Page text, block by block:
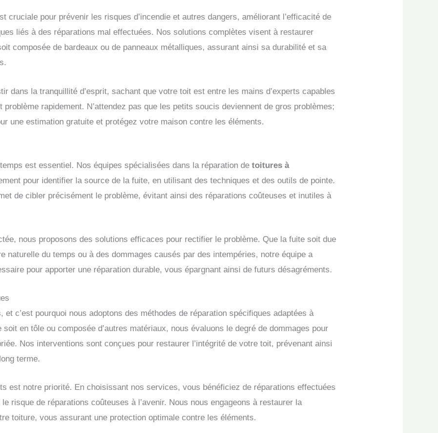
cruciale pour prévenir les risques d’incendie et autres dangers, améliorant l’efficacité de
liés à des réparations mal effectuées. Nos solutions complètes visent à restaurer
composée de bardeaux ou de panneaux métalliques, assurant ainsi sa durabilité et sa
dans la tranquillité d’esprit, sachant que votre toit est entre les mains d’experts capables
rapidement. N’attendez pas que les petits soucis deviennent de gros problèmes;
une estimation gratuite et protégez votre maison contre les éléments.
est essentiel. Nos équipes spécialisées dans la réparation detoitures à
pour identifier la source de la fuite, en utilisant des techniques et des outils de pointe.
de cibler précisément le problème, évitant ainsi des réparations coûteuses et inutiles à
nous proposons des solutions efficaces pour rectifier le problème. Que la fuite soit due
naturelle du temps ou à des dommages causés par des intempéries, notre équipe a
pour apporter une réparation durable, vous épargnant ainsi de futurs désagréments.
c’est pourquoi nous adoptons des méthodes de réparation spécifiques adaptées à
en tôle ou composée d’autres matériaux, nous évaluons le degré de dommages pour
Nos interventions sont conçues pour restaurer l’intégrité de votre toit, prévenant ainsi
terme.
est notre priorité. En choisissant nos services, vous bénéficiez de réparations effectuées
risque de réparations coûteuses à l’avenir. Nous nous engageons à restaurer la
toiture, vous assurant une protection optimale contre les éléments.